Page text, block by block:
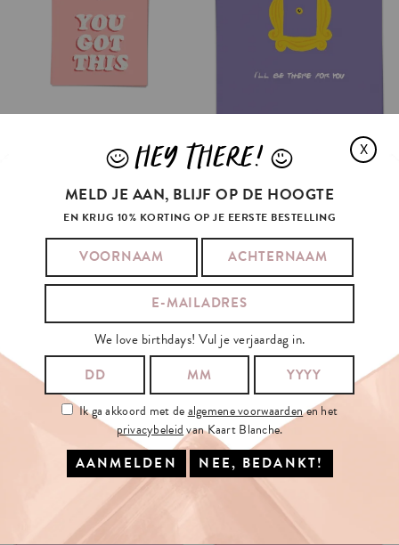
X
JHEY THERE! L
MELD JE AAN, BLIJF OP DE HOOGTE
EN KRIJG 10% KORTING OP JE EERSTE BESTELLING
We love birthdays! Vul je verjaardag in.
Ik ga akkoord met dealgemene voorwaardenen het
privacybeleidvan Kaart Blanche.